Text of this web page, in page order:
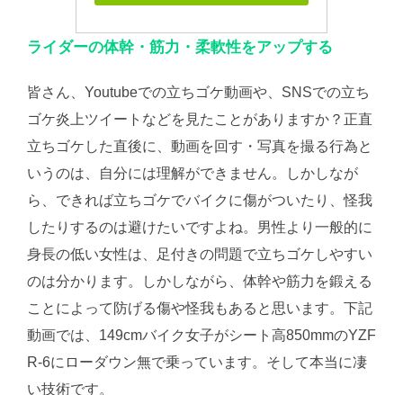
ライダーの体幹・筋力・柔軟性をアップする
皆さん、Youtubeでの立ちゴケ動画や、SNSでの立ち
ゴケ炎上ツイートなどを見たことがありますか？正直
立ちゴケした直後に、動画を回す・写真を撮る行為と
いうのは、自分には理解ができません。しかしなが
ら、できれば立ちゴケでバイクに傷がついたり、怪我
したりするのは避けたいですよね。男性より一般的に
身長の低い女性は、足付きの問題で立ちゴケしやすい
のは分かります。しかしながら、体幹や筋力を鍛える
ことによって防げる傷や怪我もあると思います。下記
動画では、149cmバイク女子がシート高850mmのYZF
R-6にローダウン無で乗っています。そして本当に凄
い技術です。